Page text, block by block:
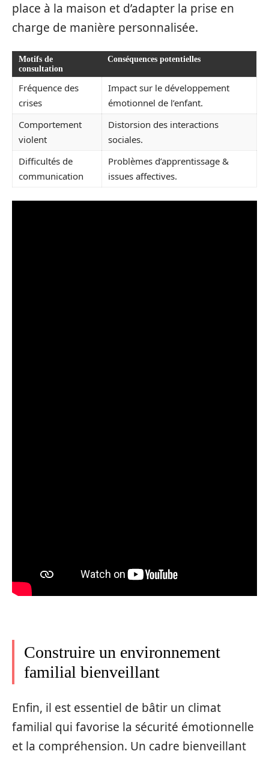
place à la maison et d’adapter la prise en
charge de manière personnalisée.
Motifs de
consultation
Conséquences potentielles
Fréquence des
crises
Impact sur le développement
émotionnel de l’enfant.
Comportement
violent
Distorsion des interactions
sociales.
Difficultés de
communication
Problèmes d’apprentissage &
issues affectives.
Construire un environnement
familial bienveillant
Enfin, il est essentiel de bâtir un climat
familial qui favorise la sécurité émotionnelle
et la compréhension. Un cadre bienveillant